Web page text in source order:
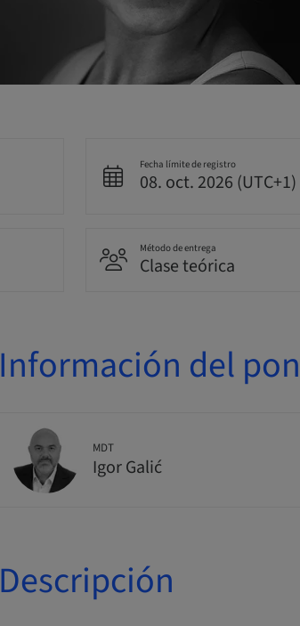
Fecha límite de registro
08. oct. 2026 (UTC+1)
Método de entrega
Clase teórica
Información del
MDT
Igor Galić
Descripción